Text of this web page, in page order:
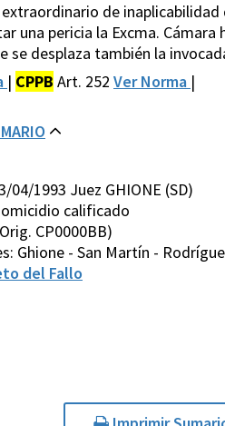
de
una pericia la Excma.
se desplaza también la
| CPPB Art. 252 Ver Norma |
04/1993 Juez GHIONE (SD)
calificado
CP0000BB)
Ghione - San Martín -
del Fallo